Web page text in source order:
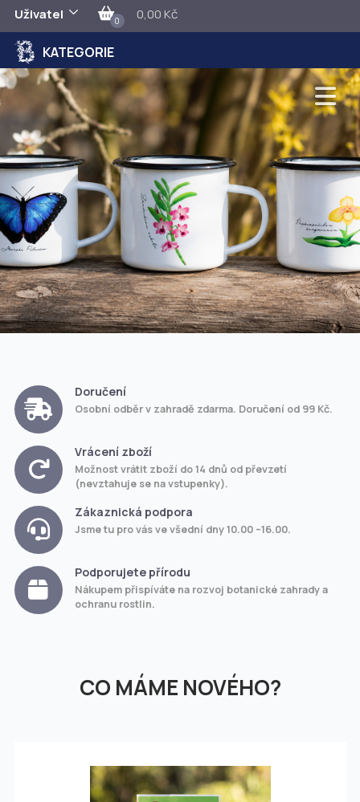
Uživatel 0 0,00 Kč
KATEGORIE
Doručení
Osobní odběr v zahradě zdarma. Doručení od 99 Kč.
Vrácení zboží
Možnost vrátit zboží do 14 dnů od převzetí
(nevztahuje se na vstupenky).
Zákaznická podpora
Jsme tu pro vás ve všední dny 10.00 –16.00.
Podporujete přírodu
Nákupem přispíváte na rozvoj botanické zahrady a
ochranu rostlin.
CO MÁME NOVÉHO?